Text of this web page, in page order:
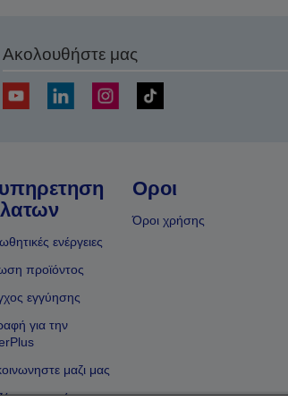
Ακολουθήστε μας
ενέργειες
προϊόντος
εγγύησης
για την
μαζι μας
εμπόρου
Οροι
Όροι χρήσης